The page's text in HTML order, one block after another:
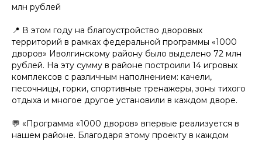
млн рублей
📍 В этом году на благоустройство дворовых
территорий в рамках федеральной программы «1000
дворов» Иволгинскому району было выделено 72 млн
рублей. На эту сумму в районе построили 14 игровых
комплексов с различным наполнением: качели,
песочницы, горки, спортивные тренажеры, зоны тихого
отдыха и многое другое установили в каждом дворе.
💬 «Программа «1000 дворов» впервые реализуется в
нашем районе. Благодаря этому проекту в каждом